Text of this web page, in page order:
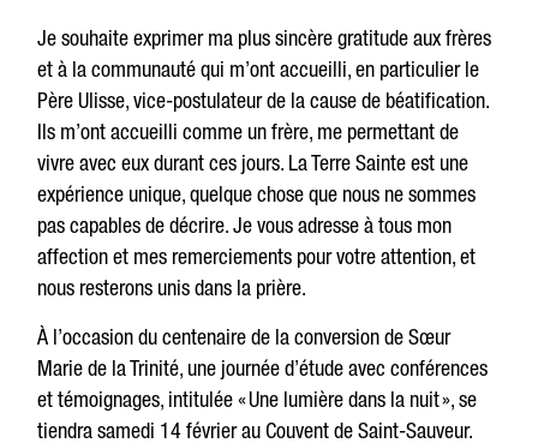
Je souhaite exprimer ma plus sincère gratitude aux frères
et à la communauté qui m’ont accueilli, en particulier le
Père Ulisse, vice-postulateur de la cause de béatification.
Ils m’ont accueilli comme un frère, me permettant de
vivre avec eux durant ces jours. La Terre Sainte est une
expérience unique, quelque chose que nous ne sommes
pas capables de décrire. Je vous adresse à tous mon
affection et mes remerciements pour votre attention, et
nous resterons unis dans la prière.
À l’occasion du centenaire de la conversion de Sœur
Marie de la Trinité, une journée d’étude avec conférences
et témoignages, intitulée « Une lumière dans la nuit », se
tiendra samedi 14 février au Couvent de Saint-Sauveur.